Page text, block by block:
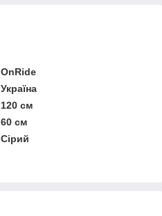
OnRide
Україна
120 см
60 см
Сірий